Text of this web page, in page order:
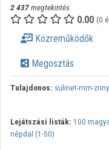
2 437megtekintés
0.00 (0
Közreműködők
Megosztás
Tulajdonos: sulinet-mm-
Lejátszási listák: 100
népdal (1-50)